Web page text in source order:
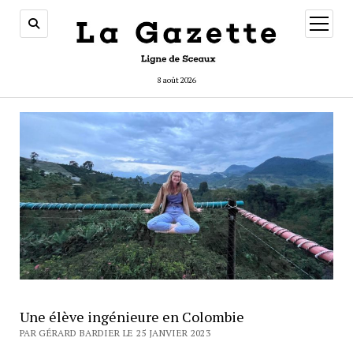
8 août 2026
ouvrir
menu
Une élève ingénieure en Colombie
PAR GÉRARD BARDIER LE 25 JANVIER 2023